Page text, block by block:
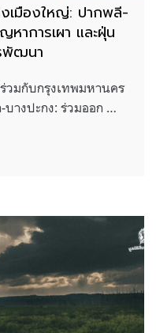
งเมืองใหญ่: ปากพลี-
าการเผา และฝุ่น
พัฒนา
วมกับกรุงเทพมหานคร
บางปะกง: ร่วมออก …
สะท้อนถึงเมืองใหญ่: ปากพลี-